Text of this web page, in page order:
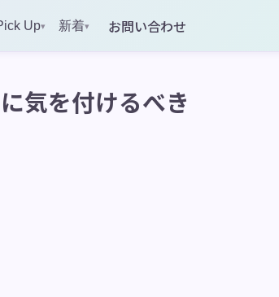
Up▾ 新着▾ お問い合わせ
気を付けるべき